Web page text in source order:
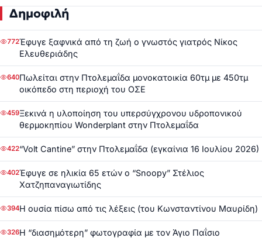
Δημοφιλή
772Έφυγε ξαφνικά από τη ζωή ο γνωστός γιατρός Νίκος
Ελευθεριάδης
640Πωλείται στην Πτολεμαΐδα μονοκατοικία 60τμ με 450τμ
οικόπεδο στη περιοχή του ΟΣΕ
459Ξεκινά η υλοποίηση του υπερσύγχρονου υδροπονικού
θερμοκηπίου Wonderplant στην Πτολεμαΐδα
422“Volt Cantine” στην Πτολεμαΐδα (εγκαίνια 16 Ιουλίου 2026)
402Έφυγε σε ηλικία 65 ετών ο “Snoopy” Στέλιος
Χατζηπαναγιωτίδης
394Η ουσία πίσω από τις λέξεις (του Κωνσταντίνου Μαυρίδη)
326Η “διασημότερη” φωτογραφία με τον Άγιο Παΐσιο